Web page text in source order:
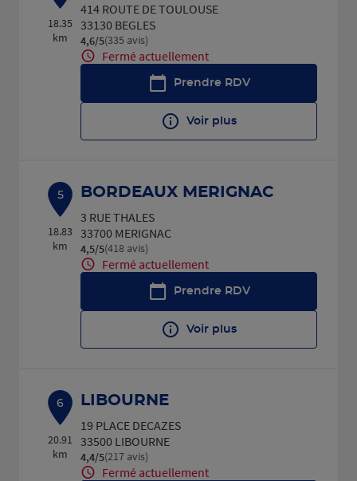
18.35
km
414 ROUTE DE TOULOUSE
33130 BEGLES
4,6/5Note de 4.6 sur 5
(335 avis)
Fermé actuellement
Prendre RDV
Voir plus
5
18.83
km
BORDEAUX MERIGNAC
3 RUE THALES
33700 MERIGNAC
4,5/5Note de 4.5 sur 5
(418 avis)
Fermé actuellement
Prendre RDV
Voir plus
6
20.91
km
LIBOURNE
19 PLACE DECAZES
33500 LIBOURNE
4,4/5Note de 4.4 sur 5
(217 avis)
Fermé actuellement